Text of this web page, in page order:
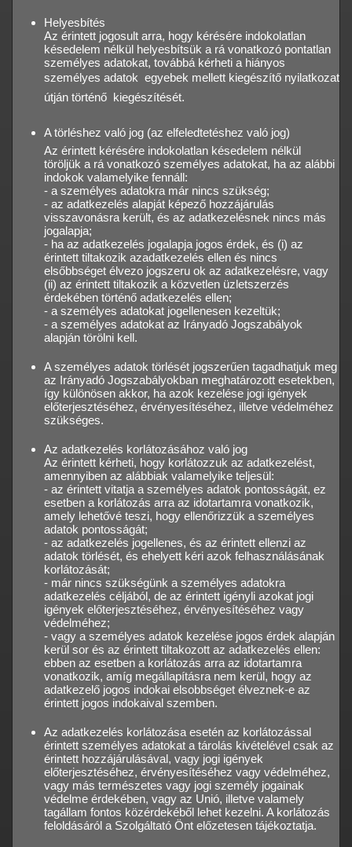
Helyesbítés
Az érintett jogosult arra, hogy kérésére indokolatlan
késedelem nélkül helyesbítsük a rá vonatkozó pontatlan
személyes adatokat, továbbá kérheti a hiányos
személyes adatok  egyebek mellett kiegészítő nyilatkozat
útján történő  kiegészítését.
A törléshez való jog (az elfeledtetéshez való jog)
Az érintett kérésére indokolatlan késedelem nélkül
töröljük a rá vonatkozó személyes adatokat, ha az alábbi
indokok valamelyike fennáll:
- a személyes adatokra már nincs szükség;
- az adatkezelés alapját képező hozzájárulás
visszavonásra került, és az adatkezelésnek nincs más
jogalapja;
- ha az adatkezelés jogalapja jogos érdek, és (i) az
érintett tiltakozik azadatkezelés ellen és nincs
elsőbbséget élvezo jogszeru ok az adatkezelésre, vagy
(ii) az érintett tiltakozik a közvetlen üzletszerzés
érdekében történő adatkezelés ellen;
- a személyes adatokat jogellenesen kezeltük;
- a személyes adatokat az Irányadó Jogszabályok
alapján törölni kell.
A személyes adatok törlését jogszerűen tagadhatjuk meg
az Irányadó Jogszabályokban meghatározott esetekben,
így különösen akkor, ha azok kezelése jogi igények
előterjesztéséhez, érvényesítéséhez, illetve védelméhez
szükséges.
Az adatkezelés korlátozásához való jog
Az érintett kérheti, hogy korlátozzuk az adatkezelést,
amennyiben az alábbiak valamelyike teljesül:
- az érintett vitatja a személyes adatok pontosságát, ez
esetben a korlátozás arra az idotartamra vonatkozik,
amely lehetővé teszi, hogy ellenőrizzük a személyes
adatok pontosságát;
- az adatkezelés jogellenes, és az érintett ellenzi az
adatok törlését, és ehelyett kéri azok felhasználásának
korlátozását;
- már nincs szükségünk a személyes adatokra
adatkezelés céljából, de az érintett igényli azokat jogi
igények előterjesztéséhez, érvényesítéséhez vagy
védelméhez;
- vagy a személyes adatok kezelése jogos érdek alapján
kerül sor és az érintett tiltakozott az adatkezelés ellen:
ebben az esetben a korlátozás arra az idotartamra
vonatkozik, amíg megállapításra nem kerül, hogy az
adatkezelő jogos indokai elsobbséget élveznek-e az
érintett jogos indokaival szemben.
Az adatkezelés korlátozása esetén az korlátozással
érintett személyes adatokat a tárolás kivételével csak az
érintett hozzájárulásával, vagy jogi igények
előterjesztéséhez, érvényesítéséhez vagy védelméhez,
vagy más természetes vagy jogi személy jogainak
védelme érdekében, vagy az Unió, illetve valamely
tagállam fontos közérdekéből lehet kezelni. A korlátozás
feloldásáról a Szolgáltató Önt előzetesen tájékoztatja.